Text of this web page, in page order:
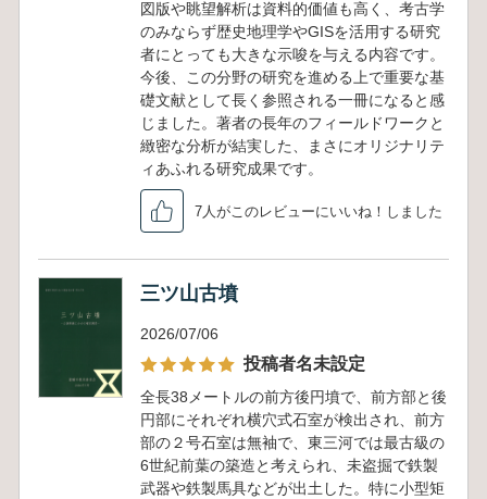
図版や眺望解析は資料的価値も高く、考古学
のみならず歴史地理学やGISを活用する研究
者にとっても大きな示唆を与える内容です。
今後、この分野の研究を進める上で重要な基
礎文献として長く参照される一冊になると感
じました。著者の長年のフィールドワークと
緻密な分析が結実した、まさにオリジナリテ
ィあふれる研究成果です。
7人がこのレビューにいいね！しました
三ツ山古墳
2026/07/06
投稿者名未設定
全長38メートルの前方後円墳で、前方部と後
円部にそれぞれ横穴式石室が検出され、前方
部の２号石室は無袖で、東三河では最古級の
6世紀前葉の築造と考えられ、未盗掘で鉄製
武器や鉄製馬具などが出土した。特に小型矩